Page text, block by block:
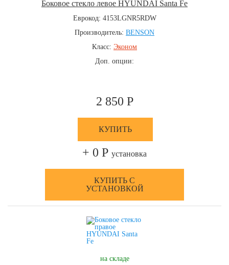
Боковое стекло левое HYUNDAI Santa Fe
Еврокод: 4153LGNR5RDW
Производитель: BENSON
Класс: Эконом
Доп. опции:
2 850 Р
КУПИТЬ
+ 0 Р установка
КУПИТЬ С
УСТАНОВКОЙ
на складе